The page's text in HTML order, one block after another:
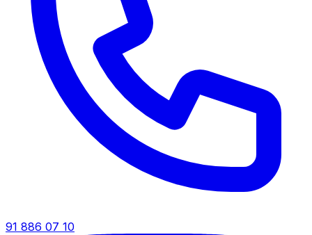
91 886 07 10